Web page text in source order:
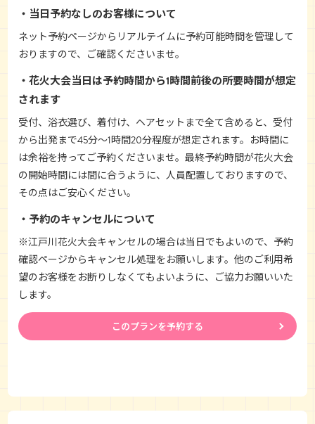
当日予約なしのお客様について
ネット予約ページからリアルテイムに予約可能時間を管理して
おりますので、ご確認くださいませ。
花火大会当日は予約時間から1時間前後の所要時間が想定
されます
受付、浴衣選び、着付け、ヘアセットまで全て含めると、受付
から出発まで45分〜1時間20分程度が想定されます。お時間に
は余裕を持ってご予約くださいませ。最終予約時間が花火大会
の開始時間には間に合うように、人員配置しておりますので、
その点はご安心ください。
予約のキャンセルについて
※江戸川花火大会キャンセルの場合は当日でもよいので、予約
確認ページからキャンセル処理をお願いします。他のご利用希
望のお客様をお断りしなくてもよいように、ご協力お願いいた
します。
このプランを予約する